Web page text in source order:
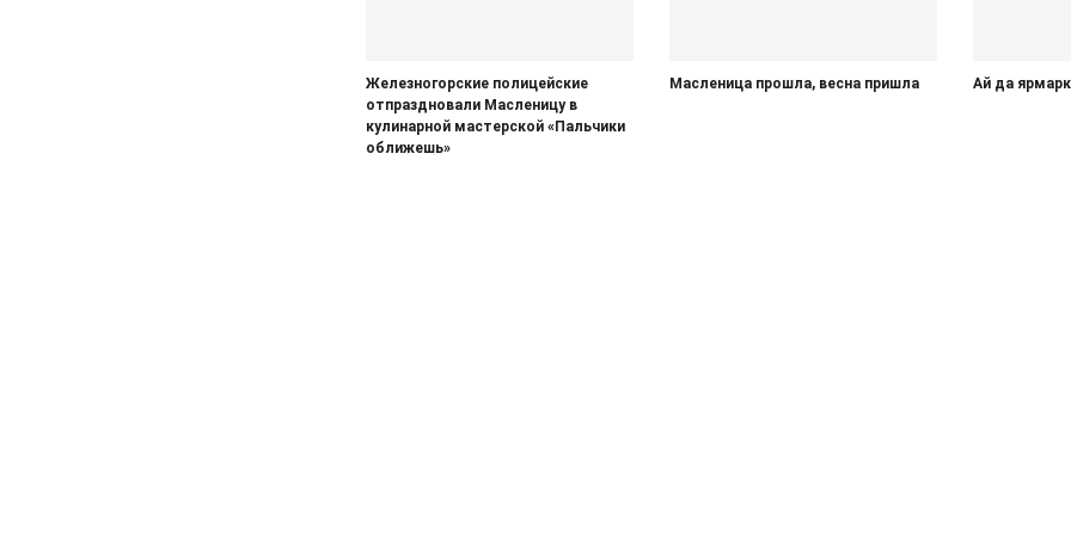
Железногорские полицейские
отпраздновали Масленицу в
кулинарной мастерской «Пальчики
оближешь»
Масленица прошла, весна пришла Ай да